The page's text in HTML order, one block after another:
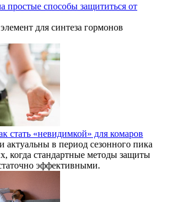
простые способы защититься от
для синтеза гормонов
стать «невидимкой» для комаров
актуальны в период сезонного пика
когда стандартные методы защиты
эффективными.